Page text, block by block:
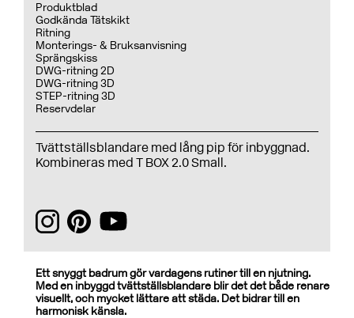
Produktblad
Godkända Tätskikt
Ritning
Monterings- & Bruksanvisning
Sprängskiss
DWG-ritning 2D
DWG-ritning 3D
STEP-ritning 3D
Reservdelar
Tvättställsblandare med lång pip för inbyggnad.
Kombineras med T BOX 2.0 Small.
Ett snyggt badrum gör vardagens rutiner till en njutning.
Med en inbyggd tvättställsblandare blir det det både renare
visuellt, och mycket lättare att städa. Det bidrar till en
harmonisk känsla.